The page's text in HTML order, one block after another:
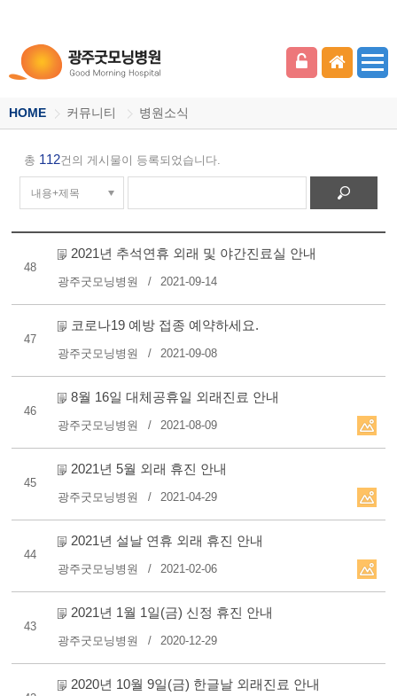
HOME 커뮤니티 병원소식
총 112건의 게시물이 등록되었습니다.
48
2021년 추석연휴 외래 및 야간진료실 안내
광주굿모닝병원 2021-09-14
47
코로나19 예방 접종 예약하세요.
광주굿모닝병원 2021-09-08
46
8월 16일 대체공휴일 외래진료 안내
광주굿모닝병원 2021-08-09
45
2021년 5월 외래 휴진 안내
광주굿모닝병원 2021-04-29
44
2021년 설날 연휴 외래 휴진 안내
광주굿모닝병원 2021-02-06
43
2021년 1월 1일(금) 신정 휴진 안내
광주굿모닝병원 2020-12-29
2020년 10월 9일(금) 한글날 외래진료 안내